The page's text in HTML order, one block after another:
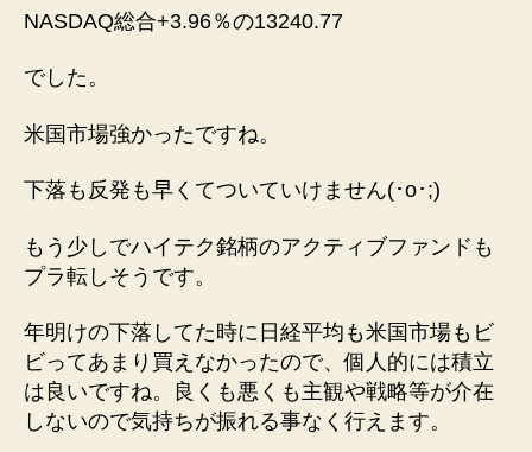
NASDAQ総合+3.96％の13240.77
でした。
米国市場強かったですね。
下落も反発も早くてついていけません(⁠･⁠o⁠･⁠;⁠)
もう少しでハイテク銘柄のアクティブファンドも
プラ転しそうです。
年明けの下落してた時に日経平均も米国市場もビ
ビってあまり買えなかったので、個人的には積立
は良いですね。良くも悪くも主観や戦略等が介在
しないので気持ちが振れる事なく行えます。